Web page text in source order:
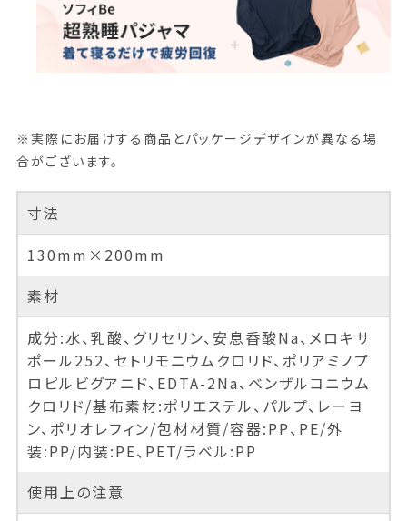
※実際にお届けする商品とパッケージデザインが異なる場
合がございます。
寸法
130mm×200mm
素材
成分:水、乳酸、グリセリン、安息香酸Na、メロキサ
ポール252、セトリモニウムクロリド、ポリアミノプ
ロピルビグアニド、EDTA-2Na、ベンザルコニウム
クロリド/基布素材:ポリエステル、パルプ、レーヨ
ン、ポリオレフィン/包材材質/容器:PP、PE/外
装:PP/内装:PE、PET/ラベル:PP
使用上の注意